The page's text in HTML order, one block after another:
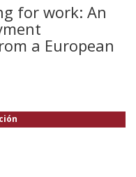
for work: An
a European